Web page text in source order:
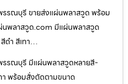
รณบุรี ขายส่งแผ่นพลาสวูด พร้อม
นพลาสวูด.com มีแผ่นพลาสวูด
ดำ สีเทา…
รรณบุรี มีแผ่นพลาสวูดหลายสี-
า พร้อมสั่งตัดตามขนาด